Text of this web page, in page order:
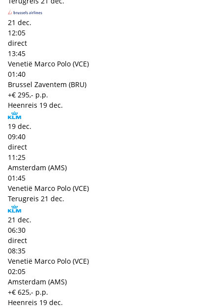
21 dec.
12:05
direct
13:45
Venetië Marco Polo (VCE)
01:40
Brussel Zaventem (BRU)
+€ 295,- p.p.
Heenreis 19 dec.
19 dec.
09:40
direct
11:25
Amsterdam (AMS)
01:45
Venetië Marco Polo (VCE)
Terugreis 21 dec.
21 dec.
06:30
direct
08:35
Venetië Marco Polo (VCE)
02:05
Amsterdam (AMS)
+€ 625,- p.p.
Heenreis 19 dec.